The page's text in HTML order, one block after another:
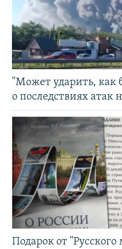
"Может ударить, как
о последствиях атак
Подарок от